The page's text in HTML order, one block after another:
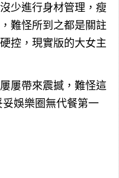
少進行身材管理，瘦
難怪所到之都是關註
控，現實版的大女主
屢帶來震撼，難怪這
娛樂圈無代餐第一